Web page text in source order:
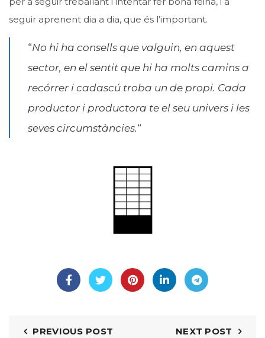
seguir aprenent dia a dia, que és l’important.
“No hi ha consells que valguin, en aquest
sector, en el sentit que hi ha molts camins a
recórrer i cadascú troba un de propi. Cada
productor i productora te el seu univers i les
seves circumstàncies.“
PREVIOUS POST NEXT POST